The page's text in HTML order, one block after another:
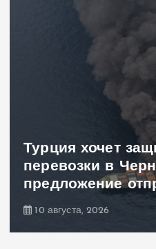
Турция хочет
перевозки в
предложение
10 августа, 2026